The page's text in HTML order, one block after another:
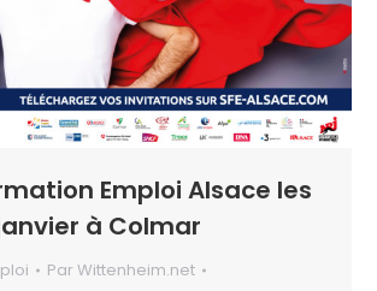
Emploi Alsace les
à Colmar
Par Wittenheim.net